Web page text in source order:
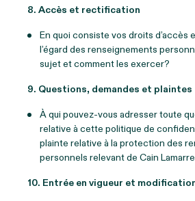
8. Accès et rectification
En quoi consiste vos droits d’accès
l’égard des renseignements
sujet et comment les exercer?
9. Questions, demandes et plaintes
À qui pouvez-vous adresser toute
relative à cette politique de
plainte relative à la protection des
personnels relevant de Cain
10. Entrée en vigueur et